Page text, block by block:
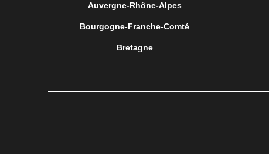
Auvergne-Rhône-Alpes
Bourgogne-Franche-Comté
Bretagne